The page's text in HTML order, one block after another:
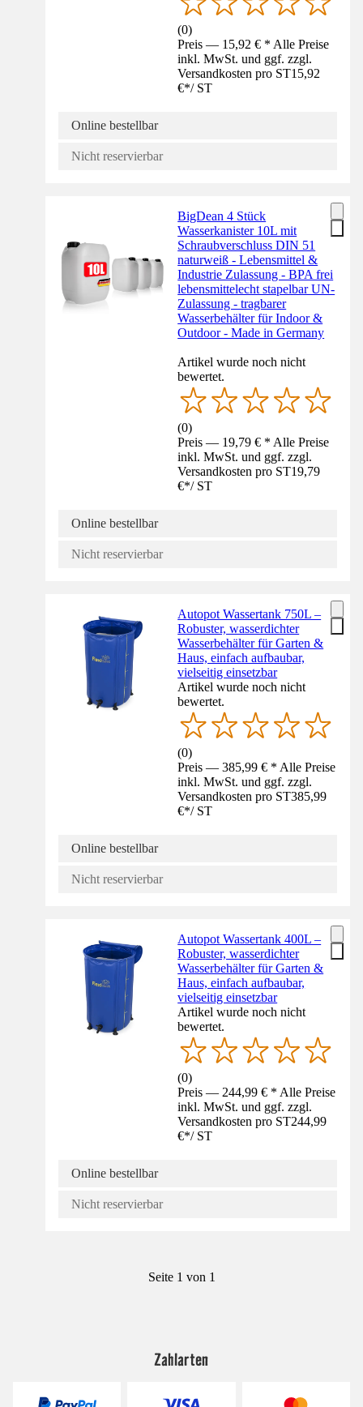
(0)
Preis — 15,92 € * Alle Preise
inkl. MwSt. und ggf. zzgl.
Versandkosten pro ST15,92
€*/ ST
Online bestellbar
Nicht reservierbar
BigDean 4 Stück
Wasserkanister 10L mit
Schraubverschluss DIN 51
naturweiß - Lebensmittel &
Industrie Zulassung - BPA frei
lebensmittelecht stapelbar UN-
Zulassung - tragbarer
Wasserbehälter für Indoor &
Outdoor - Made in Germany
Artikel wurde noch nicht
bewertet.
(0)
Preis — 19,79 € * Alle Preise
inkl. MwSt. und ggf. zzgl.
Versandkosten pro ST19,79
€*/ ST
Online bestellbar
Nicht reservierbar
Autopot Wassertank 750L –
Robuster, wasserdichter
Wasserbehälter für Garten &
Haus, einfach aufbaubar,
vielseitig einsetzbar
Artikel wurde noch nicht
bewertet.
(0)
Preis — 385,99 € * Alle Preise
inkl. MwSt. und ggf. zzgl.
Versandkosten pro ST385,99
€*/ ST
Online bestellbar
Nicht reservierbar
Autopot Wassertank 400L –
Robuster, wasserdichter
Wasserbehälter für Garten &
Haus, einfach aufbaubar,
vielseitig einsetzbar
Artikel wurde noch nicht
bewertet.
(0)
Preis — 244,99 € * Alle Preise
inkl. MwSt. und ggf. zzgl.
Versandkosten pro ST244,99
€*/ ST
Online bestellbar
Nicht reservierbar
Seite 1 von 1
Zahlarten